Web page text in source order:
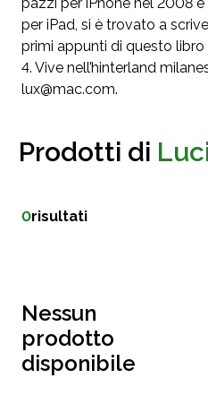
per iPad, si è trovato a
primi appunti di questo
4. Vive nell’hinterland
lux@mac.com.
Prodotti di
0risultati
Nessun
prodotto
disponibile